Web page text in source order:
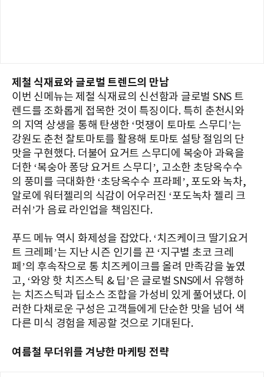
제철 식재료와 글로벌 트렌드의 만남
이번 신메뉴는 제철 식재료의 신선함과 글로벌 SNS 트
렌드를 조화롭게 접목한 것이 특징이다. 특히 춘천시와
의 지역 상생을 통해 탄생한 ‘멋쟁이 토마토 스무디’는
강원도 춘천 찰토마토를 활용해 토마토 설탕 절임의 단
맛을 구현했다. 더불어 요거트 스무디에 복숭아 과육을
더한 ‘복숭아 퐁당 요거트 스무디’, 고소한 초당옥수수
의 풍미를 극대화한 ‘초당옥수수 프라페’, 포도와 녹차,
알로에 워터젤리의 식감이 어우러진 ‘포도녹차 젤리 크
러쉬’가 음료 라인업을 책임진다.
푸드 메뉴 역시 화제성을 잡았다. ‘치즈케이크 딸기요거
트 크레페’는 지난 시즌 인기를 끈 ‘지구별 초코 크레
페’의 후속작으로 통 치즈케이크를 올려 만족감을 높였
고, ‘와앙 핫 치즈스틱 & 딥’은 글로벌 SNS에서 유행하
는 치즈스틱과 딥소스 조합을 가성비 있게 풀어냈다. 이
러한 다채로운 구성은 고객들에게 단순한 맛을 넘어 색
다른 미식 경험을 제공할 것으로 기대된다.
여름철 무더위를 겨냥한 마케팅 전략